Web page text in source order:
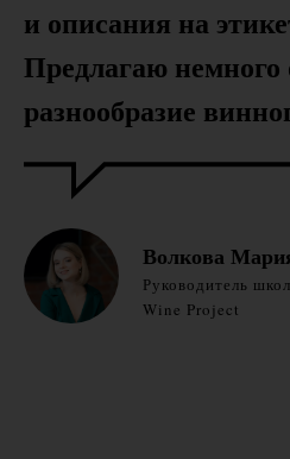
и описания на
Предлагаю немного
разнообразие
Волкова
Руководитель
Wine Project